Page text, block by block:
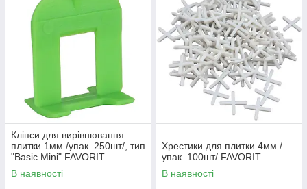
Кліпси для вирівнювання
плитки 1мм /упак. 250шт/, тип
"Basic Mini" FAVORIT
В наявності
Хрестики для плитки 4мм /
упак. 100шт/ FAVORIT
В наявності